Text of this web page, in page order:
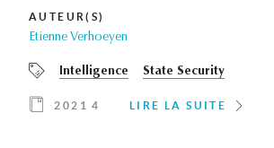
AUTEUR(S)
Etienne Verhoeyen
Intelligence State Security
2021 4 LIRE LA SUITE